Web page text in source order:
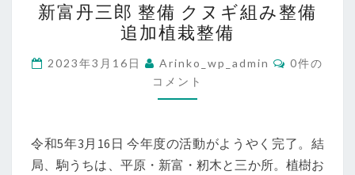
富
丹
三
郎
整
ク
ヌ
新富丹三郎 整備 クヌギ組み整備
追加植栽整備
2023年3月16日 Arinko_wp_admin
コ
メ
0件の
コメント
令和5年3月16日 今年度の活動がようやく完了。結
局、駒うちは、平原・新富・籾木と三か所。植樹お